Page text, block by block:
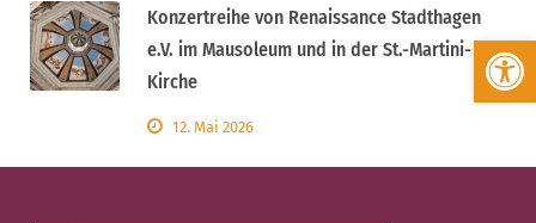
Werkzeugleiste öffnen
Konzertreihe von Renaissance Stadthagen
e.V. im Mausoleum und in der St.-Martini-
Kirche
12. Mai 2026